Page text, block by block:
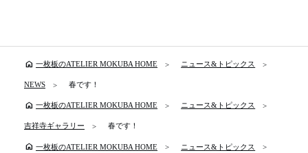
home 一枚板のATELIER MOKUBA HOME ニュース&トピックス
NEWS 春です！
home 一枚板のATELIER MOKUBA HOME ニュース&トピックス
吉祥寺ギャラリー 春です！
home 一枚板のATELIER MOKUBA HOME ニュース&トピックス